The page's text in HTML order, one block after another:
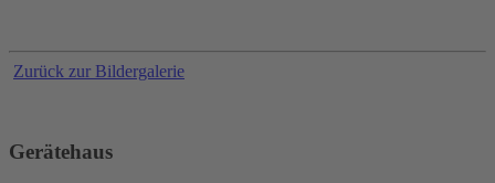
Zurück zur Bildergalerie
Gerätehaus